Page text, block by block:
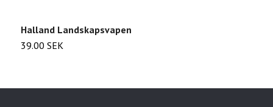
Halland Landskapsvapen
39.00 SEK